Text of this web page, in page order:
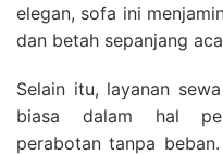
elegan, sofa ini
dan betah sepanjang
Selain itu, layanan
biasa dalam hal
perabotan tanpa